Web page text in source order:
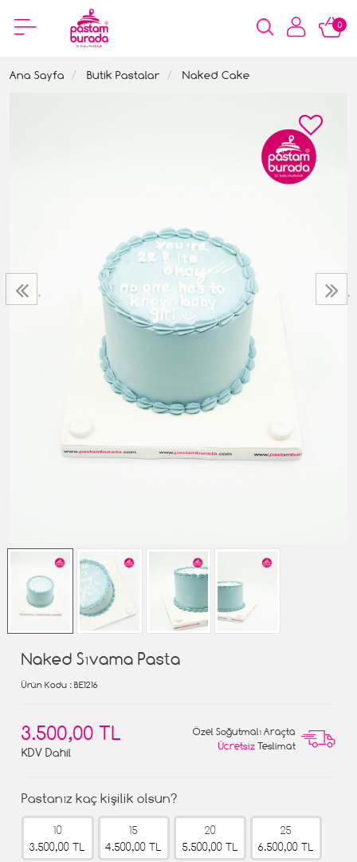
0
Ana Sayfa Butik Pastalar Naked Cake
‹ ›
Naked Sıvama Pasta
Ürün Kodu : BE1216
3.500,00 TL
KDV Dahil
Özel Soğutmalı Araçta
Ücretsiz Teslimat
Pastanız kaç kişilik olsun?
10
3.500,00 TL
15
4.500,00 TL
20
5.500,00 TL
25
6.500,00 TL